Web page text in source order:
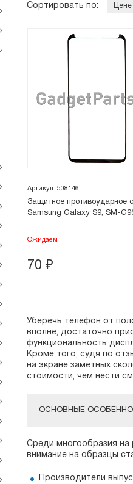
Сортировать по: Цене
Артикул: 508146
Защитное противоударное
Samsung Galaxy S9, SM-
Ожидаем
70 ₽
Уберечь телефон от
вполне, достаточно
функциональность
Кроме того, судя по
на экране заметных
стоимости, чем нести
ОСНОВНЫЕ
Среди многообразия на
внимание на образцы
Производители